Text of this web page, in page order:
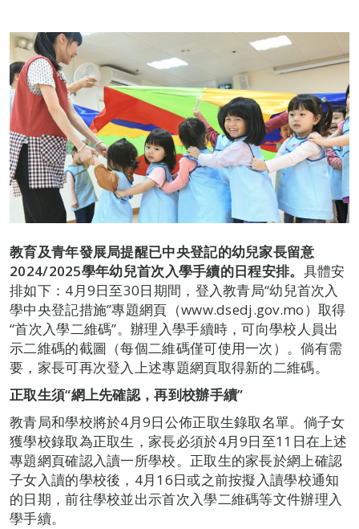
教育及青年發展局提醒已中央登記的幼兒家長留意
2024/2025學年幼兒首次入學手續的日程安排。 具體安
排如下：4月9日至30日期間，登入教青局“幼兒首次入
學中央登記措施”專題網頁（www.dsedj.gov.mo）取得
“首次入學二維碼”。辦理入學手續時，可向學校人員出
示二維碼的截圖（每個二維碼僅可使用一次）。倘有需
要，家長可再次登入上述專題網頁取得新的二維碼。
正取生須“網上先確認，再到校辦手續”
教青局和學校將於4月9日公佈正取生錄取名單。倘子女
獲學校錄取為正取生，家長必須於4月9日至11日在上述
專題網頁確認入讀一所學校。正取生的家長於網上確認
子女入讀的學校後，4月16日或之前按擬入讀學校通知
的日期，前往學校並出示首次入學二維碼等文件辦理入
學手續。